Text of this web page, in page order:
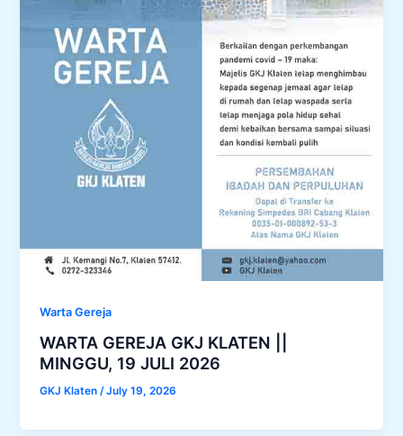
Warta Gereja
WARTA GEREJA GKJ KLATEN ||
MINGGU, 19 JULI 2026
GKJ Klaten/July 19, 2026